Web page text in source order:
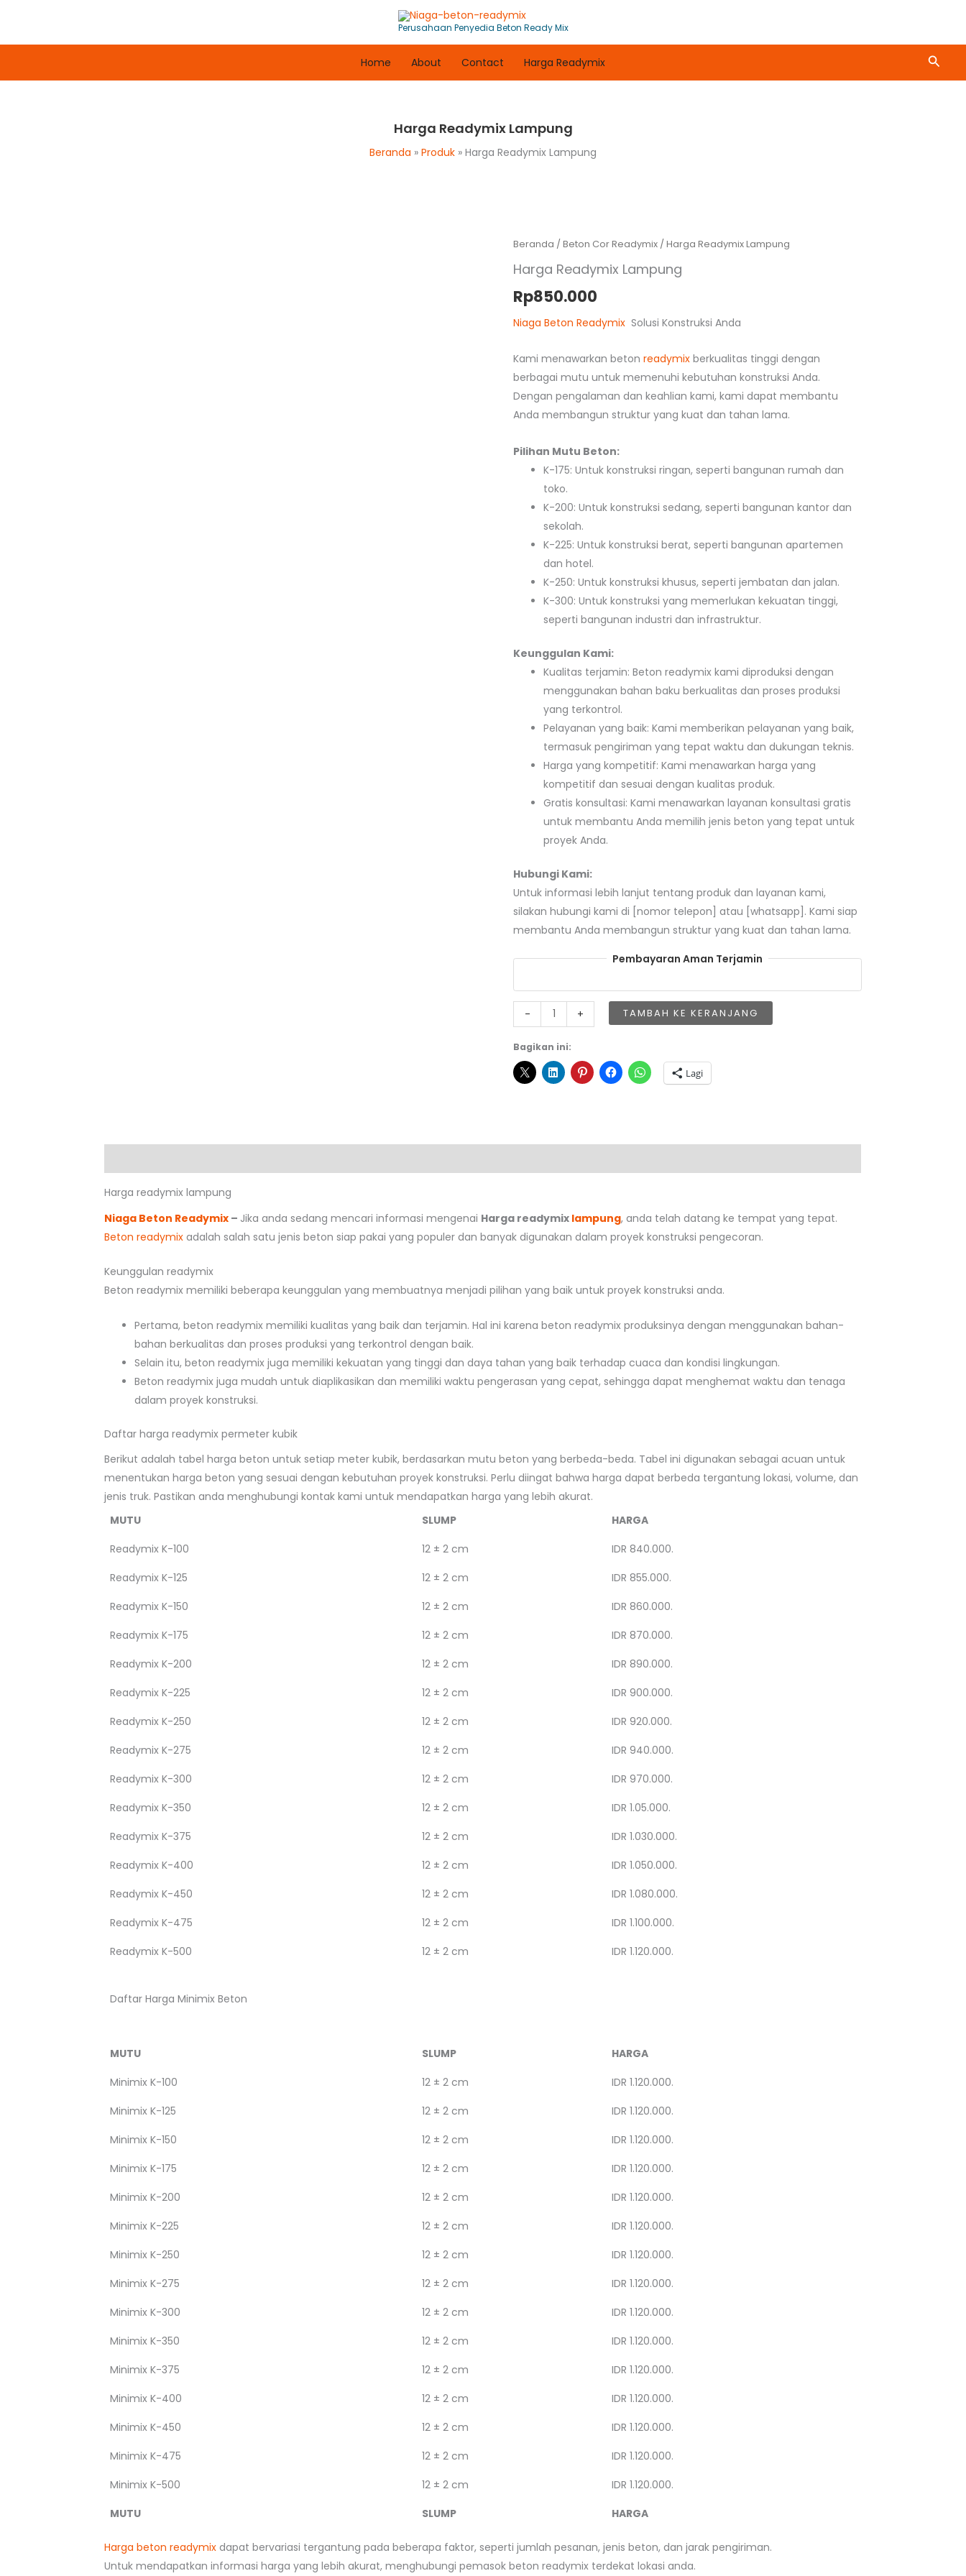
konten
Perusahaan Penyedia Beton Ready Mix
Home About Contact Harga Readymix Cari
Harga Readymix Lampung
Beranda Produk Harga Readymix Lampung
Beranda /Beton Cor Readymix / Harga Readymix Lampung
Harga Readymix Lampung
Rp850.000
Niaga Beton Readymix Solusi Konstruksi Anda
Kami menawarkan betonreadymix berkualitas tinggi dengan
berbagai mutu untuk memenuhi kebutuhan konstruksi Anda.
Dengan pengalaman dan keahlian kami, kami dapat membantu
Anda membangun struktur yang kuat dan tahan lama.
Pilihan Mutu Beton:
K-175: Untuk konstruksi ringan, seperti bangunan rumah dan
toko.
K-200: Untuk konstruksi sedang, seperti bangunan kantor dan
sekolah.
K-225: Untuk konstruksi berat, seperti bangunan apartemen
dan hotel.
K-250: Untuk konstruksi khusus, seperti jembatan dan jalan.
K-300: Untuk konstruksi yang memerlukan kekuatan tinggi,
seperti bangunan industri dan infrastruktur.
Keunggulan Kami:
Kualitas terjamin: Beton readymix kami diproduksi dengan
menggunakan bahan baku berkualitas dan proses produksi
yang terkontrol.
Pelayanan yang baik: Kami memberikan pelayanan yang baik,
termasuk pengiriman yang tepat waktu dan dukungan teknis.
Harga yang kompetitif: Kami menawarkan harga yang
kompetitif dan sesuai dengan kualitas produk.
Gratis konsultasi: Kami menawarkan layanan konsultasi gratis
untuk membantu Anda memilih jenis beton yang tepat untuk
proyek Anda.
Hubungi Kami:
Untuk informasi lebih lanjut tentang produk dan layanan kami,
silakan hubungi kami di [nomor telepon] atau [whatsapp]. Kami siap
membantu Anda membangun struktur yang kuat dan tahan lama.
Pembayaran Aman Terjamin
-
Kuantitas
Harga
Readymix
Lampung
+ TAMBAH KE KERANJANG
Bagikan ini:
Lagi
Harga readymix lampung
Niaga Beton Readymix – Jika anda sedang mencari informasi mengenai Harga readymix lampung, anda telah datang ke tempat yang tepat.
Beton readymix adalah salah satu jenis beton siap pakai yang populer dan banyak digunakan dalam proyek konstruksi pengecoran.
Keunggulan readymix
Beton readymix memiliki beberapa keunggulan yang membuatnya menjadi pilihan yang baik untuk proyek konstruksi anda.
Pertama, beton readymix memiliki kualitas yang baik dan terjamin. Hal ini karena beton readymix produksinya dengan menggunakan bahan-
bahan berkualitas dan proses produksi yang terkontrol dengan baik.
Selain itu, beton readymix juga memiliki kekuatan yang tinggi dan daya tahan yang baik terhadap cuaca dan kondisi lingkungan.
Beton readymix juga mudah untuk diaplikasikan dan memiliki waktu pengerasan yang cepat, sehingga dapat menghemat waktu dan tenaga
dalam proyek konstruksi.
Daftar harga readymix permeter kubik
Berikut adalah tabel harga beton untuk setiap meter kubik, berdasarkan mutu beton yang berbeda-beda. Tabel ini digunakan sebagai acuan untuk
menentukan harga beton yang sesuai dengan kebutuhan proyek konstruksi. Perlu diingat bahwa harga dapat berbeda tergantung lokasi, volume, dan
jenis truk. Pastikan anda menghubungi kontak kami untuk mendapatkan harga yang lebih akurat.
MUTU
SLUMP
HARGA
Readymix K-100
12 ± 2 cm
IDR 840.000.
Readymix K-125
12 ± 2 cm
IDR 855.000.
Readymix K-150
12 ± 2 cm
IDR 860.000.
Readymix K-175
12 ± 2 cm
IDR 870.000.
Readymix K-200
12 ± 2 cm
IDR 890.000.
Readymix K-225
12 ± 2 cm
IDR 900.000.
Readymix K-250
12 ± 2 cm
IDR 920.000.
Readymix K-275
12 ± 2 cm
IDR 940.000.
Readymix K-300
12 ± 2 cm
IDR 970.000.
Readymix K-350
12 ± 2 cm
IDR 1.05.000.
Readymix K-375
12 ± 2 cm
IDR 1.030.000.
Readymix K-400
12 ± 2 cm
IDR 1.050.000.
Readymix K-450
12 ± 2 cm
IDR 1.080.000.
Readymix K-475
12 ± 2 cm
IDR 1.100.000.
Readymix K-500
12 ± 2 cm IDR 1.120.000.
Daftar Harga Minimix Beton
MUTU SLUMP
HARGA
Minimix K-100
12 ± 2 cm
IDR 1.120.000.
Minimix K-125
12 ± 2 cm
IDR 1.120.000.
Minimix K-150
12 ± 2 cm
IDR 1.120.000.
Minimix K-175
12 ± 2 cm
IDR 1.120.000.
Minimix K-200
12 ± 2 cm
IDR 1.120.000.
Minimix K-225
12 ± 2 cm
IDR 1.120.000.
Minimix K-250
12 ± 2 cm
IDR 1.120.000.
Minimix K-275
12 ± 2 cm
IDR 1.120.000.
Minimix K-300
12 ± 2 cm
IDR 1.120.000.
Minimix K-350
12 ± 2 cm
IDR 1.120.000.
Minimix K-375
12 ± 2 cm
IDR 1.120.000.
Minimix K-400
12 ± 2 cm
IDR 1.120.000.
Minimix K-450
12 ± 2 cm
IDR 1.120.000.
Minimix K-475
12 ± 2 cm
IDR 1.120.000.
Minimix K-500
12 ± 2 cm
IDR 1.120.000.
MUTU
SLUMP HARGA
Harga beton readymix dapat bervariasi tergantung pada beberapa faktor, seperti jumlah pesanan, jenis beton, dan jarak pengiriman.
Untuk mendapatkan informasi harga yang lebih akurat, menghubungi pemasok beton readymix terdekat lokasi anda.